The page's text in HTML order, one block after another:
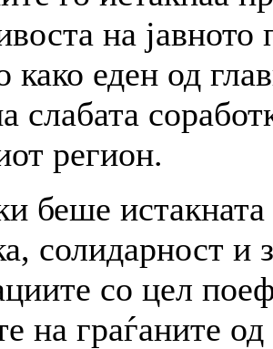
на јавното
како еден од
слабата
регион.
беше
солидарност и
со цел
на граѓаните